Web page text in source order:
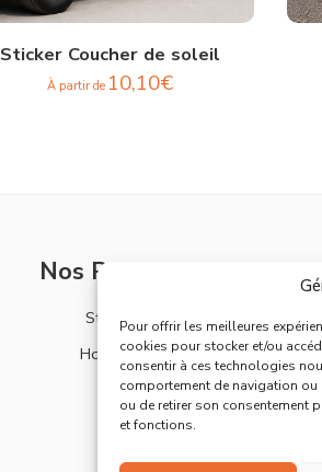
Pour offrir les meilleures
cookies pour stocker et/ou
consentir à ces technologies
comportement de navigation ou
ou de retirer son consentement
et fonctions.
Sticker Coucher de soleil
À partir de 10,10€
Nos Produits
Stickers
Horloges